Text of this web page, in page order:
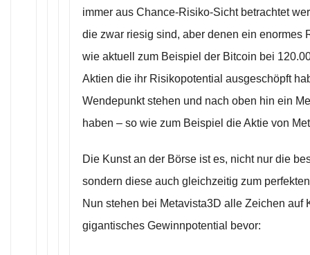
immer aus Chance-Risiko-Sicht betrachtet
die zwar riesig sind, aber denen ein enormes
wie aktuell zum Beispiel der Bitcoin bei
Aktien die ihr Risikopotential ausgeschöpft
Wendepunkt stehen und nach oben hin ein
haben – so wie zum Beispiel die Aktie von
Die Kunst an der Börse ist es, nicht nur die
sondern diese auch gleichzeitig zum
Nun stehen bei Metavista3D alle Zeichen auf
gigantisches Gewinnpotential bevor: